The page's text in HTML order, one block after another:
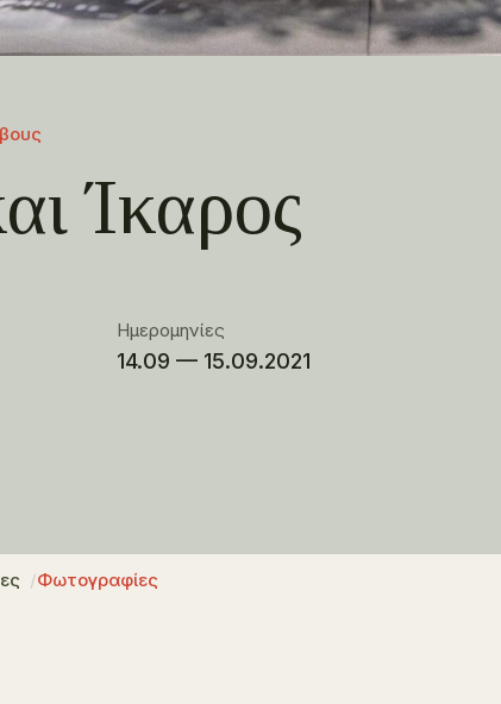
Ίκαρος
Ημερομηνίες
14.09 — 15.09.2021
Φωτογραφίες